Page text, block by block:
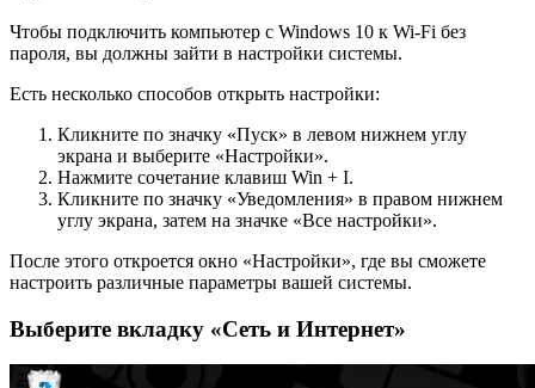
Чтобы подключить компьютер с Windows 10 к Wi-Fi без
пароля, вы должны зайти в настройки системы.
Есть несколько способов открыть настройки:
Кликните по значку «Пуск» в левом нижнем углу
экрана и выберите «Настройки».
Нажмите сочетание клавиш Win + I.
Кликните по значку «Уведомления» в правом нижнем
углу экрана, затем на значке «Все настройки».
После этого откроется окно «Настройки», где вы сможете
настроить различные параметры вашей системы.
Выберите вкладку «Сеть и Интернет»